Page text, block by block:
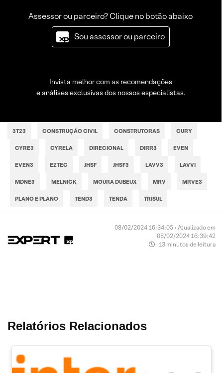
Assessor ou parceiro? Clique no botão abaixo
Sou assessor ou parceiro
Invista melhor com as recomendações
e análises exclusivas dos nossos especialistas.
3T23 CONSTRUÇÃO CIVIL CONSTRUTORAS CURY
CYRE3 CYRELA DIRECIONAL DIRR3 EVEN
EVEN3 EZTEC JHSF JHSF3 LAVV3 LAVVI
MDNE3 MELNICK MOURA DUBEUX MRV MRVE3
PLANO E PLANO TEND3 TENDA TRISUL
08/02/2024 16:34:05 • Atualizado em
08/02/2024 16:39:42
13 minutos de leitura
Relatórios Relacionados